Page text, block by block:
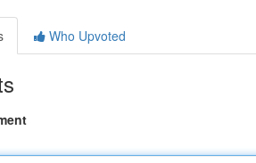
Who Upvoted